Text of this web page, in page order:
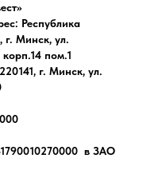
Республика
г. Минск, ул.
корп.14 пом.1
г. Минск, ул.
в ЗАО